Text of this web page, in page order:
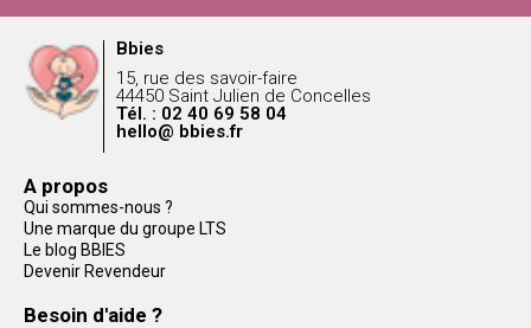
Bbies
15, rue des savoir-faire
44450 Saint Julien de Concelles
Tél. : 02 40 69 58 04
hello@ bbies.fr
A propos
Qui sommes-nous ?
Une marque du groupe LTS
Le blog BBIES
Devenir Revendeur
Besoin d'aide ?